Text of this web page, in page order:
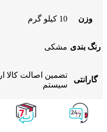
وزن 10 کیلو گرم
رنگ بندی مشکی
گارانتی
تضمین اصالت کالا
سیستم